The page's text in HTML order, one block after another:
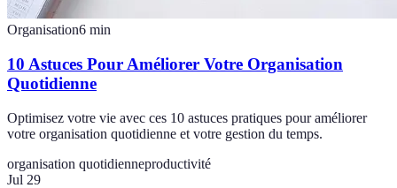
Organisation6 min
10 Astuces Pour Améliorer Votre Organisation
Quotidienne
Optimisez votre vie avec ces 10 astuces pratiques pour améliorer
votre organisation quotidienne et votre gestion du temps.
organisation quotidienneproductivité
Jul 29